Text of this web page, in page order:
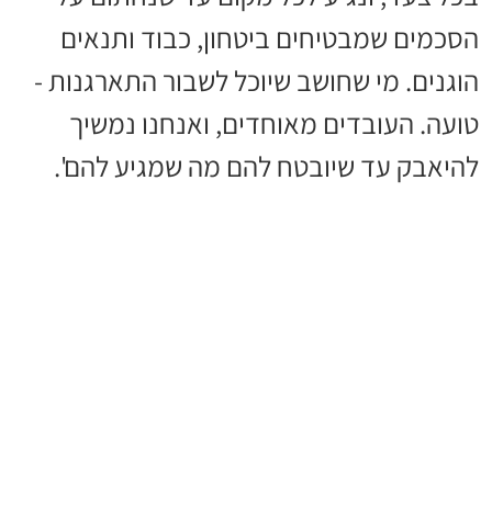
הסכמים שמבטיחים ביטחון, כבוד ותנאים
הוגנים. מי שחושב שיוכל לשבור התארגנות -
טועה. העובדים מאוחדים, ואנחנו נמשיך
להיאבק עד שיובטח להם מה שמגיע להם'.